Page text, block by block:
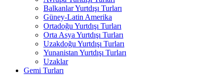
Balkanlar Yurtdışı Turları
Güney-Latin Amerika
Ortadoğu Yurtdışı Turları
Orta Asya Yurtdışı Turları
Uzakdoğu Yurtdışı Turları
Yunanistan Yurtdışı Turları
Uzaklar
Gemi Turları